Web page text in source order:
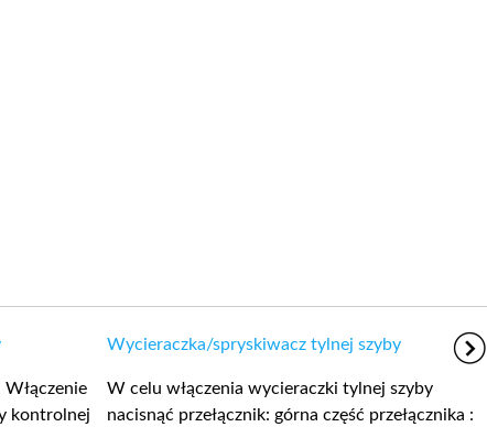
kontrolnej
Wycieraczka/spryskiwacz tylnej szyby
W celu włączenia wycieraczki tylnej szyby
nacisnąć przełącznik: górna część przełącznika :